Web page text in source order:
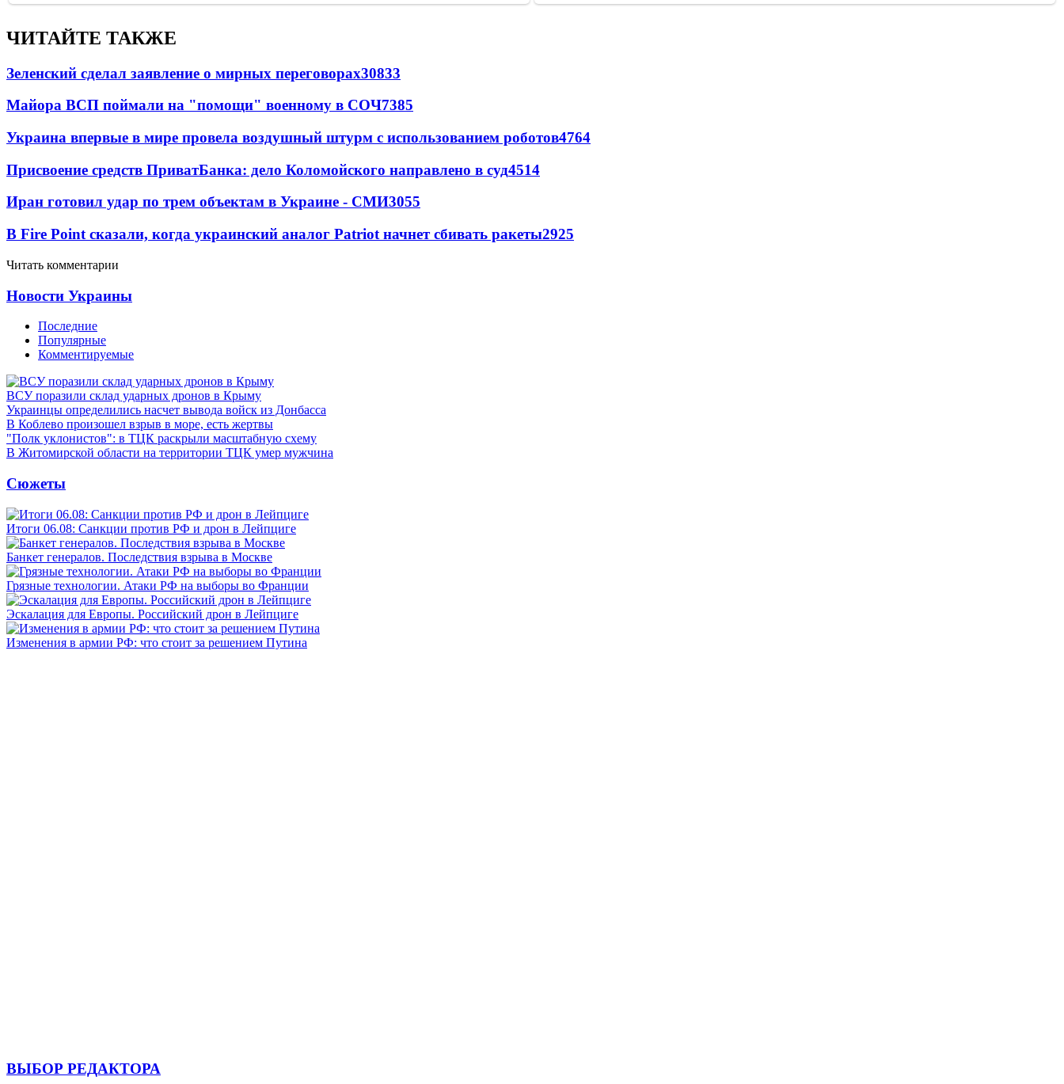
ЧИТАЙТЕ ТАКЖЕ
Зеленский сделал заявление о мирных переговорах30833
Майора ВСП поймали на "помощи" военному в СОЧ7385
Украина впервые в мире провела воздушный штурм с использованием роботов4764
Присвоение средств ПриватБанка: дело Коломойского направлено в суд4514
Иран готовил удар по трем объектам в Украине - СМИ3055
В Fire Point сказали, когда украинский аналог Patriot начнет сбивать ракеты2925
Читать комментарии
Новости Украины
Последние
Популярные
Комментируемые
ВСУ поразили склад ударных дронов в Крыму
Украинцы определились насчет вывода войск из Донбасса
В Коблево произошел взрыв в море, есть жертвы
"Полк уклонистов": в ТЦК раскрыли масштабную схему
В Житомирской области на территории ТЦК умер мужчина
Сюжеты
Итоги 06.08: Санкции против РФ и дрон в Лейпциге
Банкет генералов. Последствия взрыва в Москве
Грязные технологии. Атаки РФ на выборы во Франции
Эскалация для Европы. Российский дрон в Лейпциге
Изменения в армии РФ: что стоит за решением Путина
ВЫБОР РЕДАКТОРА